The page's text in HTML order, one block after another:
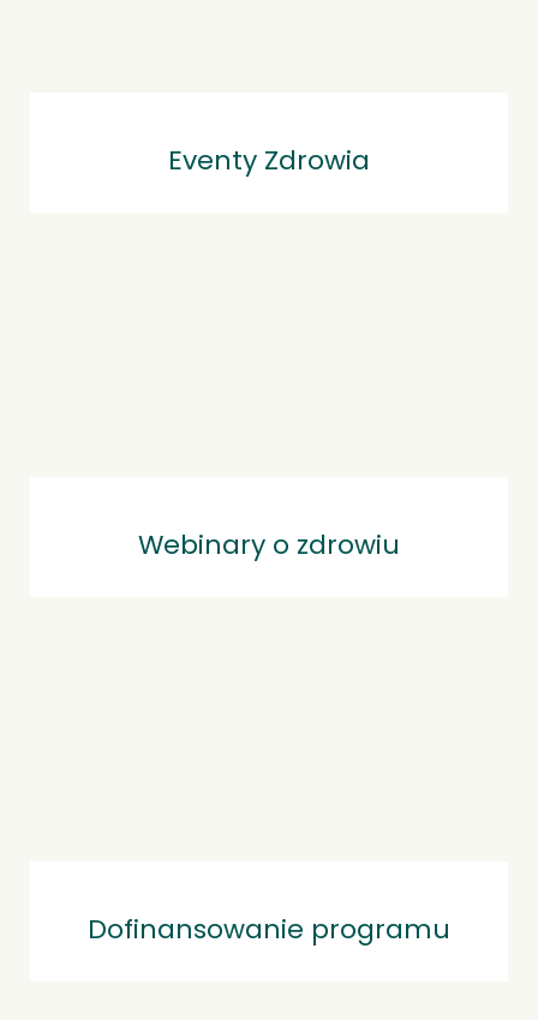
Eventy Zdrowia
Webinary o zdrowiu
Dofinansowanie programu